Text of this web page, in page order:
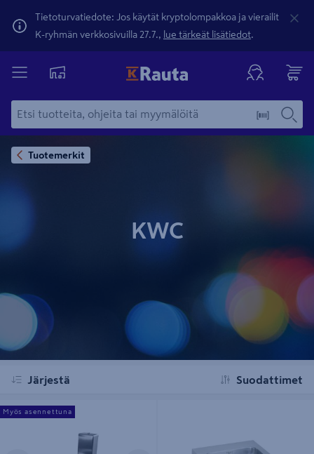
Tietoturvatiedote: Jos käytät kryptolompakkoa ja vierailit
K-ryhmän verkkosivuilla 27.7., lue tärkeät lisätiedot.
Tuotemerkit
KWC
Järjestä Suodattimet
Wc-istuin KWC V-130 ruostumaton
teräs
Myös asennettuna